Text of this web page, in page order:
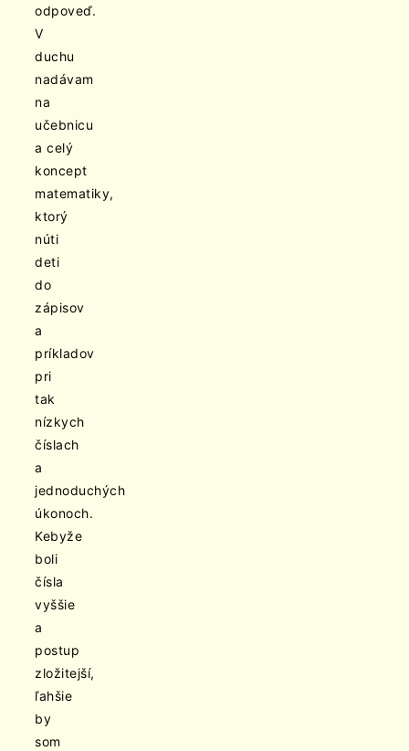
odpoveď.
V
duchu
nadávam
na
učebnicu
a celý
koncept
matematiky,
ktorý
núti
deti
do
zápisov
a
príkladov
pri
tak
nízkych
číslach
a
jednoduchých
úkonoch.
Kebyže
boli
čísla
vyššie
a
postup
zložitejší,
ľahšie
by
som